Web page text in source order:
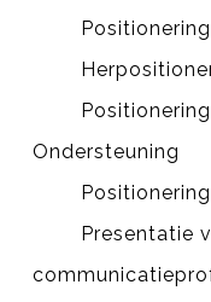
Ondersteuning
Presentatie